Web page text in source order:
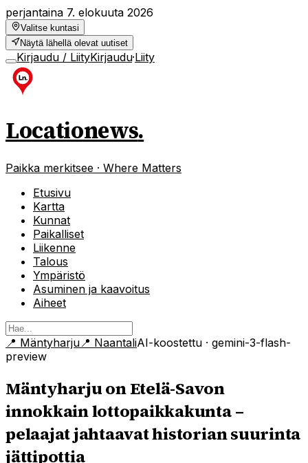
perjantaina 7. elokuuta 2026
Valitse kuntasi
Näytä lähellä olevat uutiset
Kirjaudu / LiityKirjaudu·Liity
Locationews.
Paikka merkitsee · Where Matters
Etusivu
Kartta
Kunnat
Paikalliset
Liikenne
Talous
Ympäristö
Asuminen ja kaavoitus
Aiheet
📍 Mäntyharju 📍 NaantaliAI-koostettu · gemini-3-flash-
preview
Mäntyharju on Etelä-Savon
innokkain lottopaikkakunta –
pelaajat jahtaavat historian suurinta
jättipottia